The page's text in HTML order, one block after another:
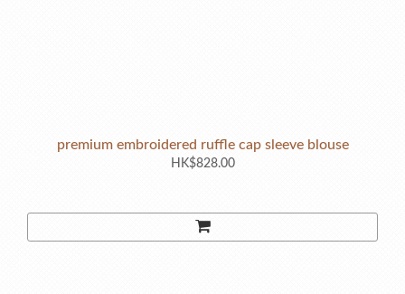
premium embroidered ruffle cap sleeve blouse
HK$828.00